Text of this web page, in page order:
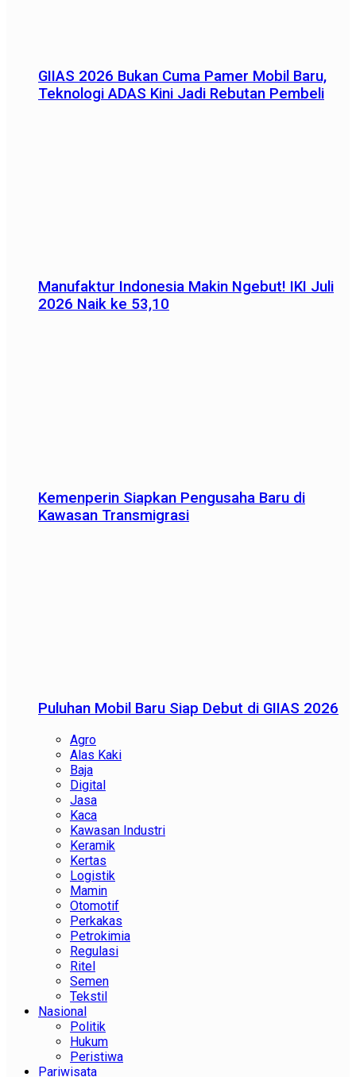
GIIAS 2026 Bukan Cuma Pamer Mobil Baru,
Teknologi ADAS Kini Jadi Rebutan Pembeli
Manufaktur Indonesia Makin Ngebut! IKI Juli
2026 Naik ke 53,10
Kemenperin Siapkan Pengusaha Baru di
Kawasan Transmigrasi
Puluhan Mobil Baru Siap Debut di GIIAS 2026
Agro
Alas Kaki
Baja
Digital
Jasa
Kaca
Kawasan Industri
Keramik
Kertas
Logistik
Mamin
Otomotif
Perkakas
Petrokimia
Regulasi
Ritel
Semen
Tekstil
Nasional
Politik
Hukum
Peristiwa
Pariwisata